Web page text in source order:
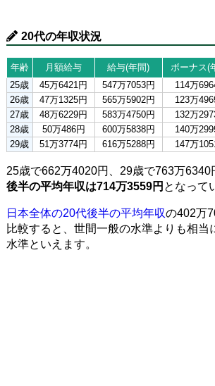
20代の年収状況
年齢 月額給与 給与(年間) ボーナス(
25歳
45万6421円 547万7053円 114万
26歳
47万1325円 565万5902円 123万
27歳
48万6229円 583万4750円 132万
28歳
50万486円 600万5838円 140万
29歳
51万3774円 616万5288円 147万
25歳で662万4020円、29歳で763万6340
後半の平均年収は714万3559円 となって
日本全体の20代後半の平均年収の402万
比較すると、世間一般の水準よりも相当
水準といえます。